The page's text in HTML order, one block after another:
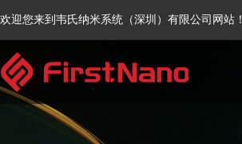
欢迎您来到韦氏纳米系统（深圳）有限公司网站！